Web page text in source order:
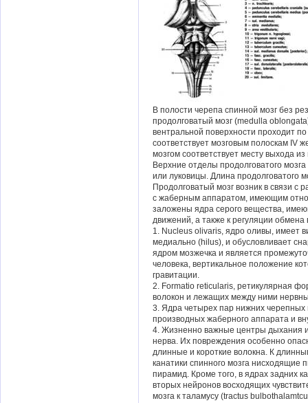
В полости черепа спинной мозг без
продолговатый мозг (medulla
вентральной поверхности проходит
соответствует мозговым полоскам IV
мозгом соответствует месту выхода
Верхние отделы продолговатого
или луковицы. Длина продолговатого
Продолговатый мозг возник в связи с
с жаберным аппаратом, имеющим
заложены ядра серого вещества,
движений, а также к регуляции
1. Nucleus olivaris, ядро оливы, имеет
медиально (hilus), и обусловливает
ядром мозжечка и является
человека, вертикальное положение
гравитации.
2. Formatio reticularis, ретикулярная
волокон и лежащих между ними
3. Ядра четырех пар нижних
производных жаберного аппарата и
4. Жизненно важные центры дыхания
нерва. Их повреждения особенно
длинные и короткие волокна. К
канатики спинного мозга
пирамид. Кроме того, в ядрах задних
вторых нейронов восходящих
мозга к таламусу (tractus